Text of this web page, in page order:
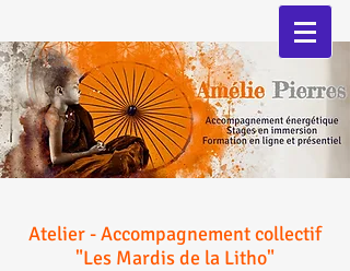
Atelier - Accompagnement collectif
"Les Mardis de la Litho"